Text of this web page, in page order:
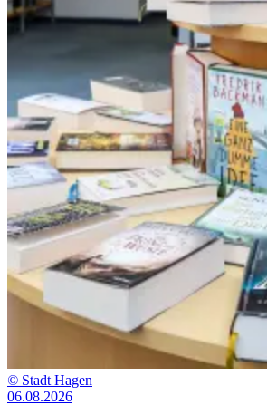
© Stadt Hagen
06.08.2026